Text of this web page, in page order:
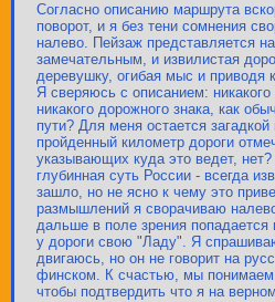
Согласно описанию маршрута
поворот, и я без тени сомнения
налево. Пейзаж представляется
замечательным, и извилистая
деревушку, огибая мыс и приводя
Я сверяюсь с описанием: никакого
никакого дорожного знака, как
пути? Для меня остается
пройденный километр дороги
указывающих куда это ведет,
глубинная суть России - всегда
зашло, но не ясно к чему это
размышлений я сворачиваю
дальше в поле зрения
у дороги свою "Ладу". Я
двигаюсь, но он не говорит на
финском. К счастью, мы понимаем
чтобы подтвердить что я на